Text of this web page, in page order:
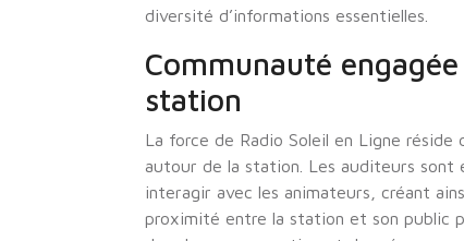
diversité d’informations essentielles.
Communauté
station
La force de Radio Soleil en Ligne
autour de la station. Les auditeurs sont
interagir avec les animateurs, créant
proximité entre la station et son public